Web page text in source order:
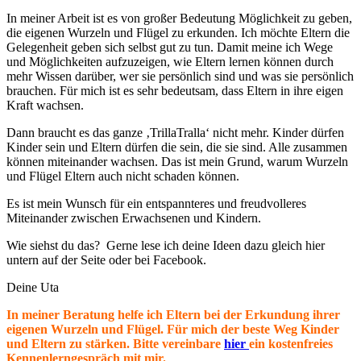
In meiner Arbeit ist es von großer Bedeutung Möglichkeit zu geben,
die eigenen Wurzeln und Flügel zu erkunden. Ich möchte Eltern die
Gelegenheit geben sich selbst gut zu tun. Damit meine ich Wege
und Möglichkeiten aufzuzeigen, wie Eltern lernen können durch
mehr Wissen darüber, wer sie persönlich sind und was sie persönlich
brauchen. Für mich ist es sehr bedeutsam, dass Eltern in ihre eigen
Kraft wachsen.
Dann braucht es das ganze ‚TrillaTralla‘ nicht mehr. Kinder dürfen
Kinder sein und Eltern dürfen die sein, die sie sind. Alle zusammen
können miteinander wachsen. Das ist mein Grund, warum Wurzeln
und Flügel Eltern auch nicht schaden können.
Es ist mein Wunsch für ein entspannteres und freudvolleres
Miteinander zwischen Erwachsenen und Kindern.
Wie siehst du das? Gerne lese ich deine Ideen dazu gleich hier
untern auf der Seite oder bei Facebook.
Deine Uta
In meiner Beratung helfe ich Eltern bei der Erkundung ihrer
eigenen Wurzeln und Flügel. Für mich der beste Weg Kinder
und Eltern zu stärken. Bitte vereinbare hier ein kostenfreies